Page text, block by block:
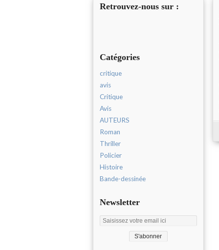
Retrouvez-nous sur :
Catégories
critique
avis
Critique
Avis
AUTEURS
Roman
Thriller
Policier
Histoire
Bande-dessinée
Newsletter